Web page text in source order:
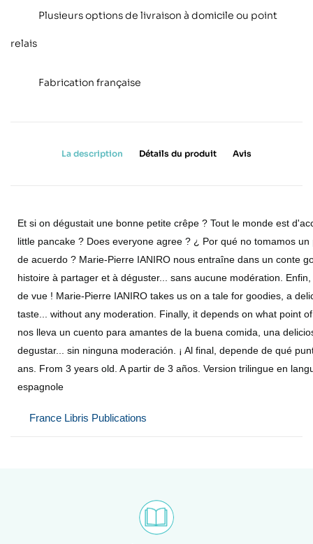
Plusieurs options de livraison à domicile ou point
relais
Fabrication française
La description Détails du produit Avis
Et si on dégustait une bonne petite crêpe ? Tout le monde est
little pancake ? Does everyone agree ? ¿ Por qué no tomamos
de acuerdo ? Marie-Pierre IANIRO nous entraîne dans un conte
histoire à partager et à déguster... sans aucune modération.
de vue ! Marie-Pierre IANIRO takes us on a tale for goodies, a
taste... without any moderation. Finally, it depends on what point
nos lleva un cuento para amantes de la buena comida, una
degustar... sin ninguna moderación. ¡ Al final, depende de qué
ans. From 3 years old. A partir de 3 años. Version trilingue en
espagnole
France Libris Publications